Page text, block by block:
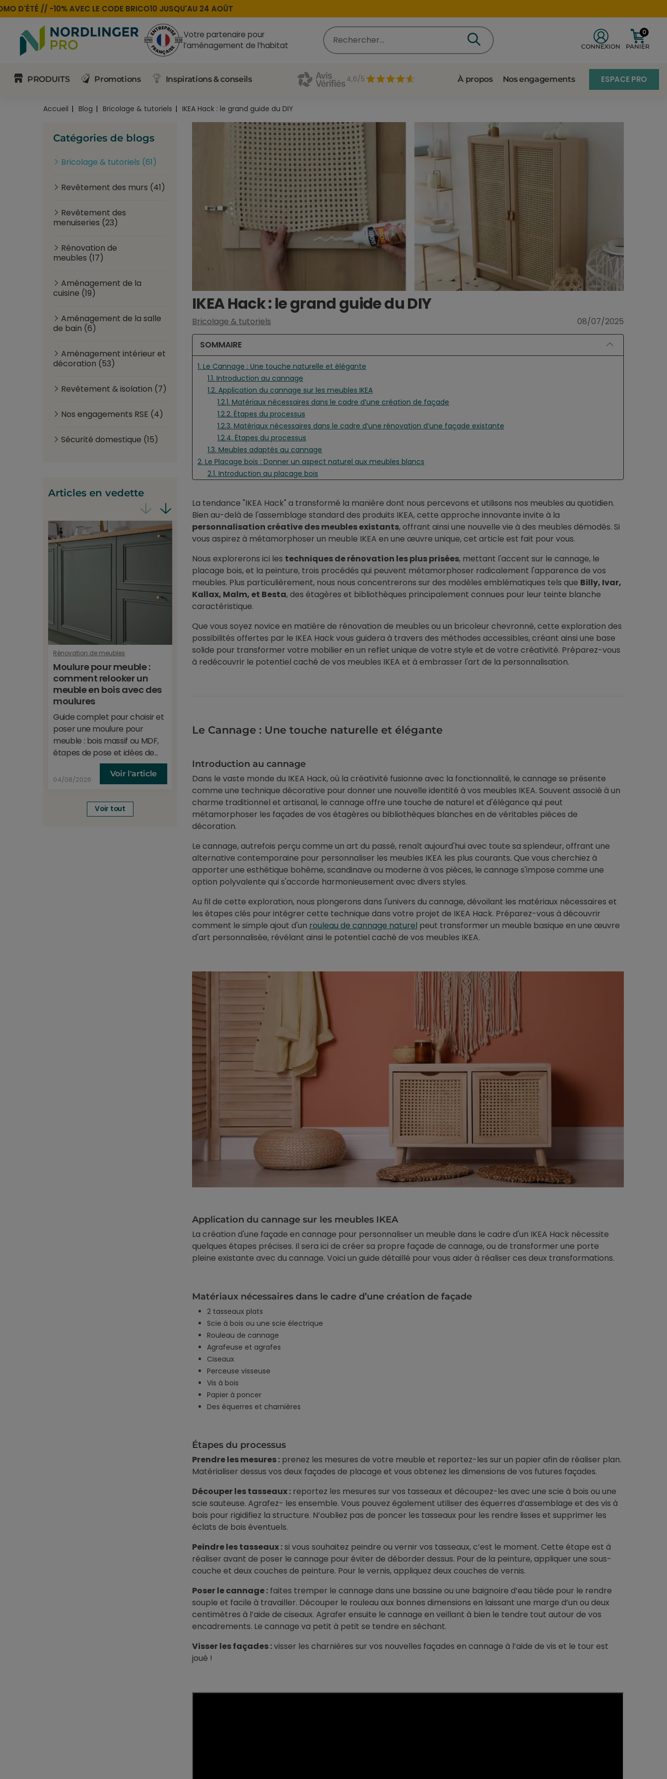
D'ÉTÉ //-10% AVEC LE CODEBRICO10JUSQU'AU 24 AOÛT
Votre partenaire pour
l’aménagement de l’habitat
CONNEXION PANIER
0
PRODUITS Promotions Inspirations & conseils 4,6/5 À propos Nos engagements ESPACE PRO
Accueil Blog Bricolage & tutoriels IKEA Hack : le grand guide du DIY
Catégories de blogs
Bricolage & tutoriels (61)
Revêtement des murs (41)
Revêtement des
menuiseries (23)
Rénovation de
meubles (17)
Aménagement de la
cuisine (19)
Aménagement de la salle
de bain (6)
Aménagement intérieur et
décoration (53)
Revêtement & isolation (7)
Nos engagements RSE (4)
Sécurité domestique (15)
Articles en vedette
Rénovation de meubles
Moulure pour meuble :
comment relooker un
meuble en bois avec des
moulures
Guide complet pour choisir et
poser une moulure pour
meuble : bois massif ou MDF,
étapes de pose et idées de...
04/08/2026
Voir l'article
Revêtement & isolation
Film fenêtre anti-chaleur
effet miroir inclus, pose et...
09/06/2026
Voir l'article
Revêtement & isolation
Film anti-chaleur sur
question que beaucoup de
02/06/2026
Voir l'article
Revêtement des menuiseries
Remplacement porte
13/11/2025
Bricolage &
Voir tout
IKEA Hack : le grand guide du DIY
Bricolage & tutoriels 08/07/2025
SOMMAIRE
1. Le Cannage : Une touche naturelle et élégante
1.1. Introduction au cannage
1.2. Application du cannage sur les meubles IKEA
1.2.1. Matériaux nécessaires dans le cadre d’une création de façade
1.2.2. Étapes du processus
1.2.3. Matériaux nécessaires dans le cadre d’une rénovation d’une façade existante
1.2.4. Étapes du processus
1.3. Meubles adaptés au cannage
2. Le Placage bois : Donner un aspect naturel aux meubles blancs
2.1. Introduction au placage bois
2.2.1. Matériaux nécessaires pour du placage à coller
2.2.2. Étapes du processus
2.2.3. La pose du placage thermocollant
2.3. Meubles adaptés au placage bois
3. La Peinture : Apporter une touche moderne et colorée
3.1. Introduction à la peinture
3.2. Application de la peinture sur les meubles IKEA
3.3. Meubles adaptés à la peinture
4. Les accessoires pour finaliser le meuble
5. Le choix du meuble IKEA
5.2. 2. Ivar
5.3. 3. Kallax
5.4. 4. Malm
5.5. 5. Besta
La tendance "IKEA Hack" a transformé la manière dont nous percevons et utilisons nos meubles au quotidien.
Bien au-delà de l'assemblage standard des produits IKEA, cette approche innovante invite à la
personnalisation créative des meubles existants, offrant ainsi une nouvelle vie à des meubles démodés. Si
vous aspirez à métamorphoser un meuble IKEA en une œuvre unique, cet article est fait pour vous.
Nous explorerons ici les techniques de rénovation les plus prisées, mettant l'accent sur le cannage, le
placage bois, et la peinture, trois procédés qui peuvent métamorphoser radicalement l'apparence de vos
meubles. Plus particulièrement, nous nous concentrerons sur des modèles emblématiques tels que Billy, Ivar,
Kallax, Malm, et Besta, des étagères et bibliothèques principalement connues pour leur teinte blanche
caractéristique.
Que vous soyez novice en matière de rénovation de meubles ou un bricoleur chevronné, cette exploration des
possibilités offertes par le IKEA Hack vous guidera à travers des méthodes accessibles, créant ainsi une base
solide pour transformer votre mobilier en un reflet unique de votre style et de votre créativité. Préparez-vous
à redécouvrir le potentiel caché de vos meubles IKEA et à embrasser l'art de la personnalisation.
Le Cannage : Une touche naturelle et élégante
Introduction au cannage
Dans le vaste monde du IKEA Hack, où la créativité fusionne avec la fonctionnalité, le cannage se présente
comme une technique décorative pour donner une nouvelle identité à vos meubles IKEA. Souvent associé à un
charme traditionnel et artisanal, le cannage offre une touche de naturel et d'élégance qui peut
métamorphoser les façades de vos étagères ou bibliothèques blanches en de véritables pièces de
décoration.
Le cannage, autrefois perçu comme un art du passé, renaît aujourd'hui avec toute sa splendeur, offrant une
alternative contemporaine pour personnaliser les meubles IKEA les plus courants. Que vous cherchiez à
apporter une esthétique bohème, scandinave ou moderne à vos pièces, le cannage s'impose comme une
option polyvalente qui s'accorde harmonieusement avec divers styles.
Au fil de cette exploration, nous plongerons dans l'univers du cannage, dévoilant les matériaux nécessaires et
les étapes clés pour intégrer cette technique dans votre projet de IKEA Hack. Préparez-vous à découvrir
comment le simple ajout d'un rouleau de cannage naturel peut transformer un meuble basique en une œuvre
d'art personnalisée, révélant ainsi le potentiel caché de vos meubles IKEA.
Application du cannage sur les meubles IKEA
La création d'une façade en cannage pour personnaliser un meuble dans le cadre d'un IKEA Hack nécessite
quelques étapes précises. Il sera ici de créer sa propre façade de cannage, ou de transformer une porte
pleine existante avec du cannage. Voici un guide détaillé pour vous aider à réaliser ces deux transformations.
Matériaux nécessaires dans le cadre d’une création de façade
2 tasseaux plats
Scie à bois ou une scie électrique
Rouleau de cannage
Agrafeuse et agrafes
Ciseaux
Perceuse visseuse
Vis à bois
Papier à poncer
Des équerres et charnières
Étapes du processus
Prendre les mesures : prenez les mesures de votre meuble et reportez-les sur un papier afin de réaliser plan.
Matérialiser dessus vos deux façades de placage et vous obtenez les dimensions de vos futures façades.
Découper les tasseaux : reportez les mesures sur vos tasseaux et découpez-les avec une scie à bois ou une
scie sauteuse. Agrafez- les ensemble. Vous pouvez également utiliser des équerres d’assemblage et des vis à
bois pour rigidifiez la structure. N’oubliez pas de poncer les tasseaux pour les rendre lisses et supprimer les
éclats de bois éventuels.
Peindre les tasseaux :si vous souhaitez peindre ou vernir vos tasseaux, c’est le moment. Cette étape est à
réaliser avant de poser le cannage pour éviter de déborder dessus. Pour de la peinture, appliquer une sous-
couche et deux couches de peinture. Pour le vernis, appliquez deux couches de vernis.
Poser le cannage : faites tremper le cannage dans une bassine ou une baignoire d’eau tiède pour le rendre
souple et facile à travailler. Découper le rouleau aux bonnes dimensions en laissant une marge d’un ou deux
centimètres à l’aide de ciseaux. Agrafer ensuite le cannage en veillant à bien le tendre tout autour de vos
encadrements. Le cannage va petit à petit se tendre en séchant.
Visser les façades :visser les charnières sur vos nouvelles façades en cannage à l’aide de vis et le tour est
joué !